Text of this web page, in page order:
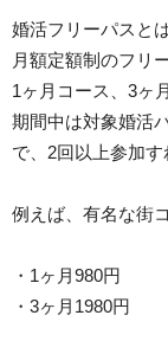
婚活フリーパス
月額定額制のフリ
1ヶ月コース、3ヶ
期間中は対象婚活
で、2回以上参加す
例えば、有名な街
・1ヶ月980円
・3ヶ月1980円